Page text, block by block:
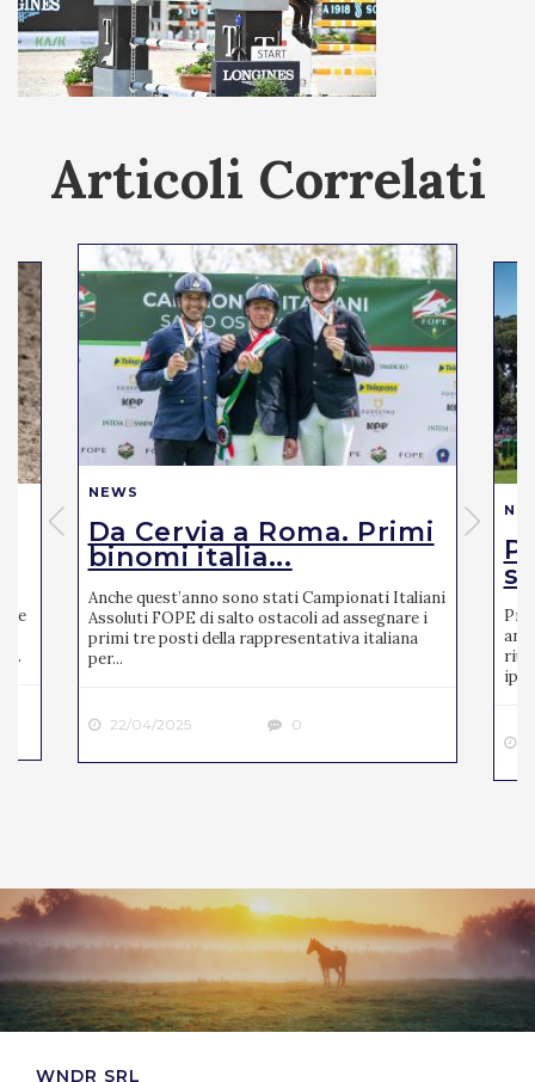
Articoli Correlati
...
NEWS
Da Cervia a Roma. Primi
binomi italia...
Anche quest’anno sono stati Campionati Italiani
Assoluti FOPE di salto ostacoli ad assegnare i
primi tre posti della rappresentativa italiana
per...
22/04/2025 0
WNDR SRL